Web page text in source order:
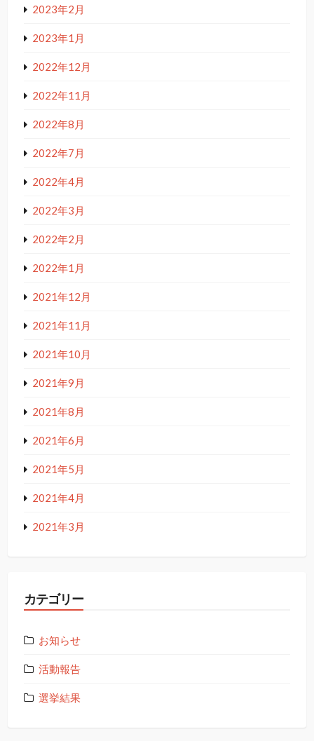
2023年2月
2023年1月
2022年12月
2022年11月
2022年8月
2022年7月
2022年4月
2022年3月
2022年2月
2022年1月
2021年12月
2021年11月
2021年10月
2021年9月
2021年8月
2021年6月
2021年5月
2021年4月
2021年3月
カテゴリー
お知らせ
活動報告
選挙結果